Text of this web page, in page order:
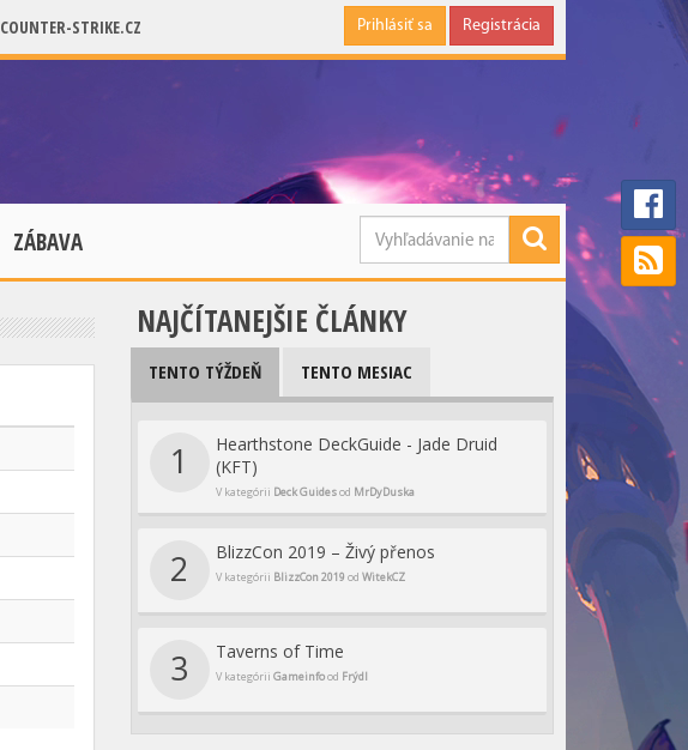
COUNTER-STRIKE.CZ Prihlásiť sa Registrácia
ZÁBAVA
NAJČÍTANEJŠIE ČLÁNKY
TENTO TÝŽDEŇ TENTO MESIAC
1
Hearthstone DeckGuide - Jade Druid
(KFT)
V kategórii Deck Guidesod MrDyDuska
2 BlizzCon 2019 – Živý přenos
V kategórii BlizzCon 2019 od WitekCZ
3 Taverns of Time
V kategórii Gameinfood Frýdl